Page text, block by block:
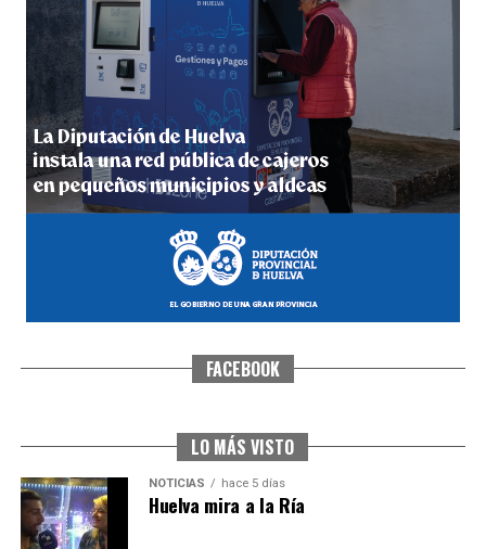
5º DÍA DE LAS FIESTAS COLOMBINAS 2026
hace 6 días·Huelvatv
CUARTA CORRIDA DE LAS FIESTAS COLOMBINAS
FACEBOOK
LO MÁS VISTO
NOTICIAS hace 5 días
Huelva mira a la Ría